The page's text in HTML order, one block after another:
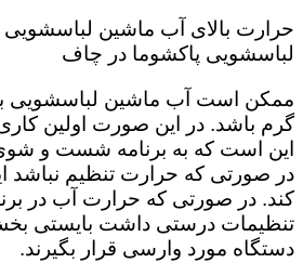
حرارت بالای آب ماشین لباسشویی و
لباسشویی پاکشوما در چاف
ممکن است آب ماشین لباسشویی
گرم باشد. در این صورت اولین کاری
این است که به برنامه شست و
در صورتی که حرارت تنظیم نباشد
کند. در صورتی که حرارت آب در
تنظیمات درستی داشت بایستی
دستگاه مورد وارسی قرار بگیرند.